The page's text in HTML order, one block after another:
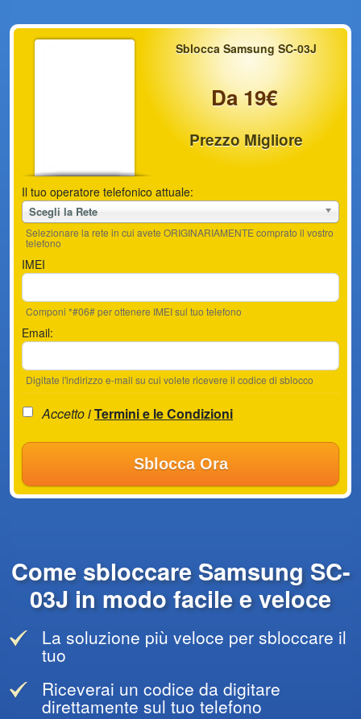
Sblocca Samsung SC-03J
Da 19€
Prezzo Migliore
Il tuo operatore telefonico attuale:
Scegli la Rete
Selezionare la rete in cui avete ORIGINARIAMENTE comprato il vostro
telefono
IMEI
Componi *#06# per ottenere IMEI sul tuo telefono
Email:
Digitate l'indirizzo e-mail su cui volete ricevere il codice di sblocco
Accetto iTermini e le Condizioni
Sblocca Ora
Come sbloccare Samsung SC-
03J in modo facile e veloce
La soluzione più veloce per sbloccare il
tuo
Riceverai un codice da digitare
direttamente sul tuo telefono